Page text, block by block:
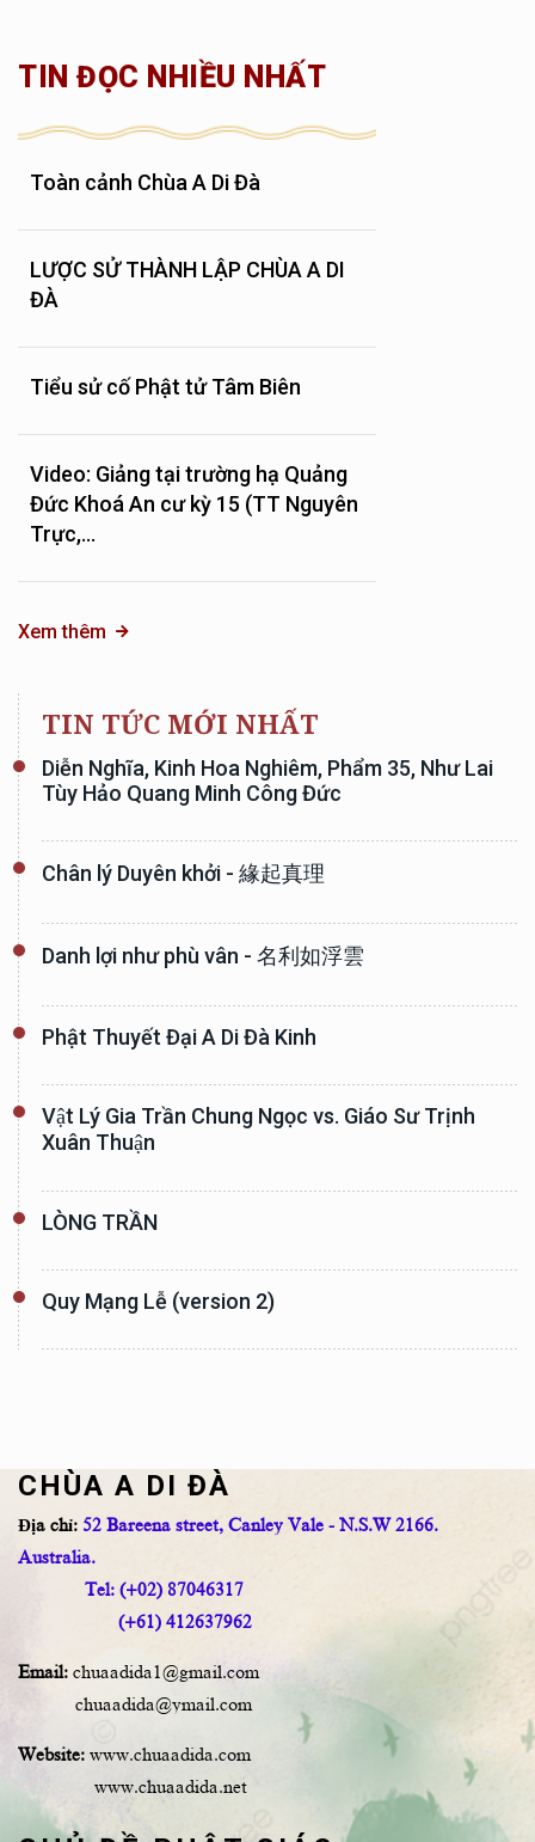
TIN ĐỌC NHIỀU NHẤT
Toàn cảnh Chùa A Di Đà
LƯỢC SỬ THÀNH LẬP CHÙA A DI
ĐÀ
Tiểu sử cố Phật tử Tâm Biên
Video: Giảng tại trường hạ Quảng
Đức Khoá An cư kỳ 15 (TT Nguyên
Trực,...
Xem thêm
TIN TỨC MỚI NHẤT
Diễn Nghĩa, Kinh Hoa Nghiêm, Phẩm 35, Như Lai
Tùy Hảo Quang Minh Công Đức
Chân lý Duyên khởi - 緣起真理
Danh lợi như phù vân - 名利如浮雲
Phật Thuyết Đại A Di Đà Kinh
Vật Lý Gia Trần Chung Ngọc vs. Giáo Sư Trịnh
Xuân Thuận
LÒNG TRẦN
Quy Mạng Lễ (version 2)
CHÙA A DI ĐÀ
Địa chỉ: 52 Bareena street, Canley Vale - N.S.W 2166.
Australia.
Tel: (+02) 87046317
(+61) 412637962
Email: chuaadida1@gmail.com
chuaadida@ymail.com
Website: www.chuaadida.com
www.chuaadida.net